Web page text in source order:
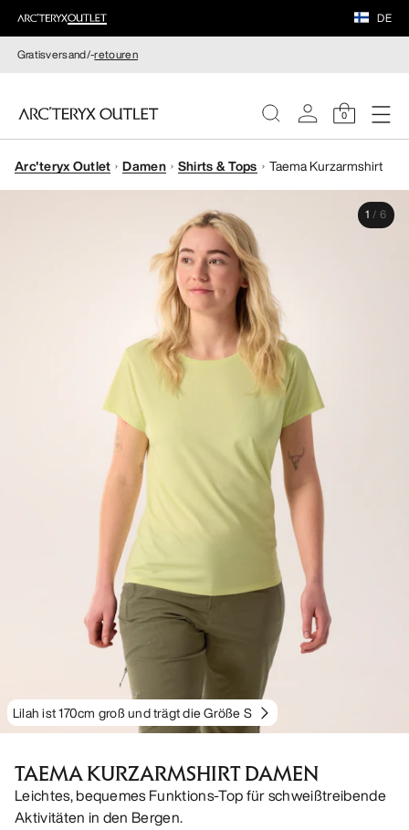
DE
Gratisversand/-retouren
0
DAMEN
Arc'teryx Outlet Damen Shirts & Tops Taema Kurzarmshirt
Lilah ist 170cm groß und trägt die Größe S
1 / 6
TAEMA KURZARMSHIRT DAMEN
Leichtes, bequemes Funktions-Top für schweißtreibende
Aktivitäten in den Bergen.